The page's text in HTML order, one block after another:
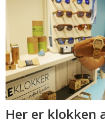
Her er klokken